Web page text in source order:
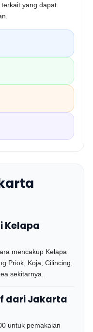
yang dapat
Kelapa
mencakup Kelapa
Priok, Koja, Cilincing,
sekitarnya.
dari Jakarta
untuk pemakaian